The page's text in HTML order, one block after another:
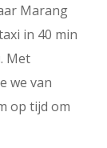
Marang
in 40 min
Met
we van
op tijd om